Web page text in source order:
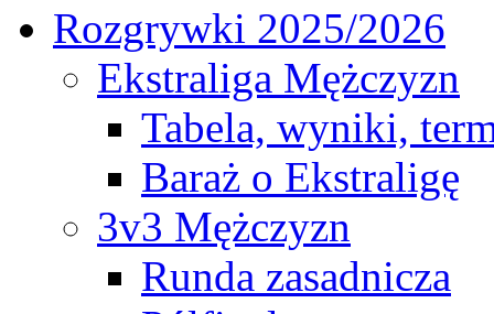
Rozgrywki 2025/2026
Ekstraliga Mężczyzn
Tabela, wyniki,
Baraż o Ekstraligę
3v3 Mężczyzn
Runda zasadnicza